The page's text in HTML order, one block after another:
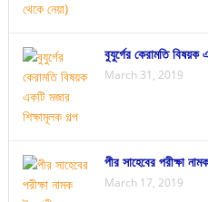
বুযুর্গের কেরামতি বিষয়ক
March 31, 2019
পীর সাহেবের পরীক্ষা
March 17, 2019